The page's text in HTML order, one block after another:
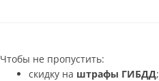
Чтобы не пропустить:
скидку на штрафы ГИБДД;